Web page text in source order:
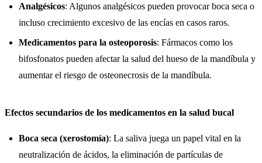
Analgésicos: Algunos analgésicos pueden provocar boca seca o
incluso crecimiento excesivo de las encías en casos raros.
Medicamentos para la osteoporosis: Fármacos como los
bifosfonatos pueden afectar la salud del hueso de la mandíbula y
aumentar el riesgo de osteonecrosis de la mandíbula.
Efectos secundarios de los medicamentos en la salud bucal
Boca seca (xerostomía): La saliva juega un papel vital en la
neutralización de ácidos, la eliminación de partículas de